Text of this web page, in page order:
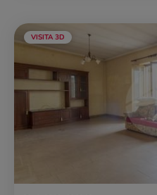
VISITA 3D